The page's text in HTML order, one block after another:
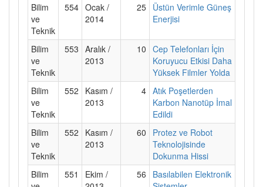
Bilim
ve
Teknik
554 Ocak /
2014
25 Üstün Verimle Güneş
Enerjisi
Bilim
ve
Teknik
553 Aralık /
2013
10 Cep Telefonları İçin
Koruyucu Etkisi Daha
Yüksek Filmler Yolda
Bilim
ve
Teknik
552
Kasım /
2013
4 Atık Poşetlerden
Karbon Nanotüp İmal
Edildi
Bilim
ve
Teknik
552
Kasım /
2013
60
Protez ve Robot
Teknolojisinde
Dokunma Hissi
Bilim
551
Ekim /
56
Basılabilen Elektronik